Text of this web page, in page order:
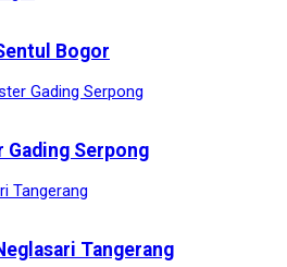
Bogor
Gading Serpong
Tangerang